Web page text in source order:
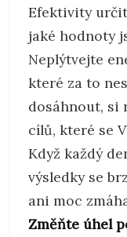
Efektivity
jaké hodnoty
Neplýtvejte
které za to
dosáhnout, si
cílů, které se
Když každý
výsledky se
ani moc
Změňte úhel